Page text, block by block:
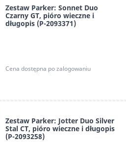
Zestaw Parker: Sonnet Duo
Czarny GT, pióro wieczne i
długopis (P-2093371)
Cena dostępna po zalogowaniu
Zestaw Parker: Jotter Duo Silver
Stal CT, pióro wieczne i długopis
(P-2093258)